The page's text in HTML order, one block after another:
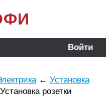
Войти
← Установка
Установка розетки